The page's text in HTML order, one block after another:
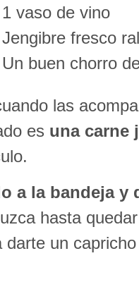
1 vaso de vino
Jengibre fresco
Un buen chorro
las
es una carne
a la bandeja y
hasta
un